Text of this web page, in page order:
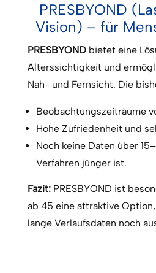
PRESBYOND
Vision) – für
PRESBYONDbietet eine
Alterssichtigkeit und
Nah- und Fernsicht. Die
Beobachtungszeiträume
Hohe Zufriedenheit und
Noch keine Daten über
Verfahren jünger ist.
Fazit:PRESBYOND ist
ab 45 eine attraktive
lange Verlaufsdaten noch